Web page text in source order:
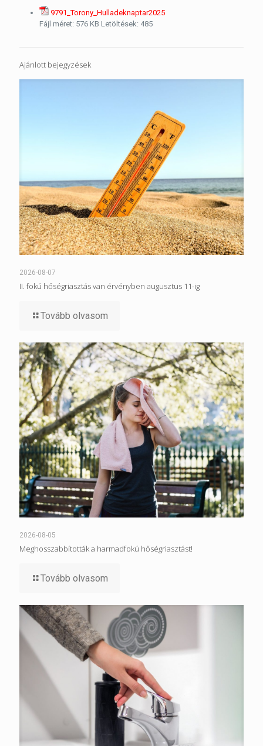
9791_Torony_Hulladeknaptar2025
Fájl méret: 576 KB Letöltések: 485
Ajánlott bejegyzések
2026-08-07
II. fokú hőségriasztás van érvényben augusztus 11-ig
Tovább olvasom
2026-08-05
Meghosszabbították a harmadfokú hőségriasztást!
Tovább olvasom